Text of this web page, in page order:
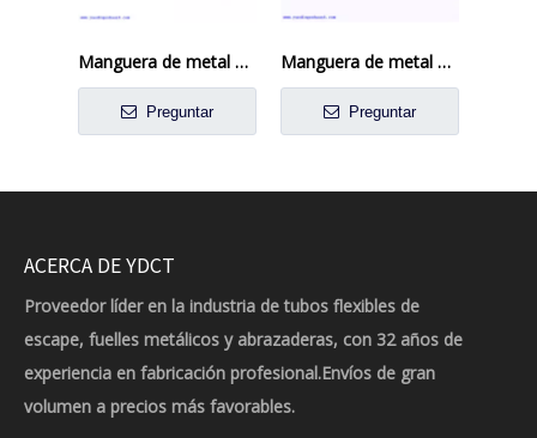
Manguera de metal flexible con conector bridado
Preguntar
Manguera de metal DN15 soldada para campo químico
Preguntar
ACERCA DE YDCT
Proveedor líder en la industria de tubos flexibles de
escape, fuelles metálicos y abrazaderas, con 32 años de
experiencia en fabricación profesional.Envíos de gran
volumen a precios más favorables.